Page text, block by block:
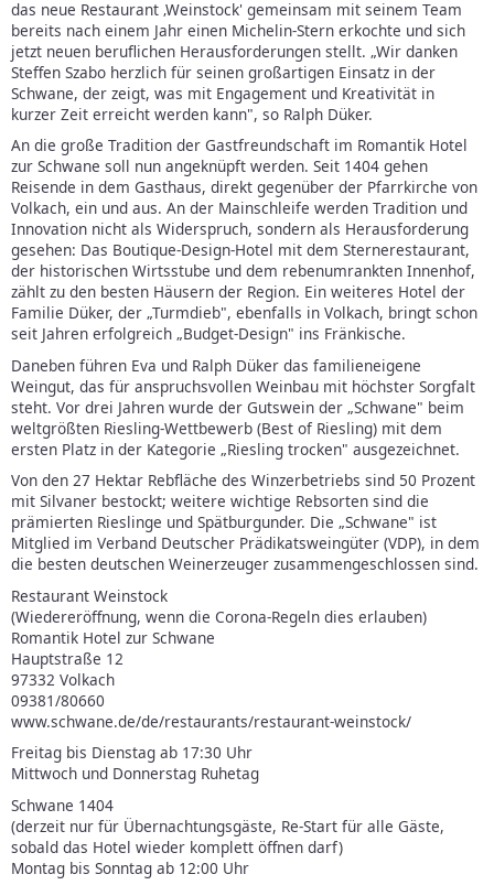
das neue Restaurant ‚Weinstock' gemeinsam mit seinem Team
bereits nach einem Jahr einen Michelin-Stern erkochte und sich
jetzt neuen beruflichen Herausforderungen stellt. „Wir danken
Steffen Szabo herzlich für seinen großartigen Einsatz in der
Schwane, der zeigt, was mit Engagement und Kreativität in
kurzer Zeit erreicht werden kann", so Ralph Düker.
An die große Tradition der Gastfreundschaft im Romantik Hotel
zur Schwane soll nun angeknüpft werden. Seit 1404 gehen
Reisende in dem Gasthaus, direkt gegenüber der Pfarrkirche von
Volkach, ein und aus. An der Mainschleife werden Tradition und
Innovation nicht als Widerspruch, sondern als Herausforderung
gesehen: Das Boutique-Design-Hotel mit dem Sternerestaurant,
der historischen Wirtsstube und dem rebenumrankten Innenhof,
zählt zu den besten Häusern der Region. Ein weiteres Hotel der
Familie Düker, der „Turmdieb", ebenfalls in Volkach, bringt schon
seit Jahren erfolgreich „Budget-Design" ins Fränkische.
Daneben führen Eva und Ralph Düker das familieneigene
Weingut, das für anspruchsvollen Weinbau mit höchster Sorgfalt
steht. Vor drei Jahren wurde der Gutswein der „Schwane" beim
weltgrößten Riesling-Wettbewerb (Best of Riesling) mit dem
ersten Platz in der Kategorie „Riesling trocken" ausgezeichnet.
Von den 27 Hektar Rebfläche des Winzerbetriebs sind 50 Prozent
mit Silvaner bestockt; weitere wichtige Rebsorten sind die
prämierten Rieslinge und Spätburgunder. Die „Schwane" ist
Mitglied im Verband Deutscher Prädikatsweingüter (VDP), in dem
die besten deutschen Weinerzeuger zusammengeschlossen sind.
Restaurant Weinstock
(Wiedereröffnung, wenn die Corona-Regeln dies erlauben)
Romantik Hotel zur Schwane
Hauptstraße 12
97332 Volkach
09381/80660
www.schwane.de/de/restaurants/restaurant-weinstock/
Freitag bis Dienstag ab 17:30 Uhr
Mittwoch und Donnerstag Ruhetag
Schwane 1404
(derzeit nur für Übernachtungsgäste, Re-Start für alle Gäste,
sobald das Hotel wieder komplett öffnen darf)
Montag bis Sonntag ab 12:00 Uhr